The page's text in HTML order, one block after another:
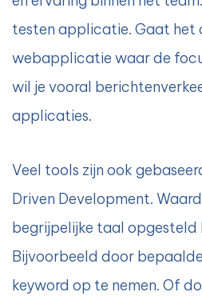
testen applicatie. Gaat het
webapplicatie waar de
wil je vooral
applicaties.
Veel tools zijn ook
Driven Development.
begrijpelijke taal opgesteld
Bijvoorbeeld door
keyword op te nemen. Of